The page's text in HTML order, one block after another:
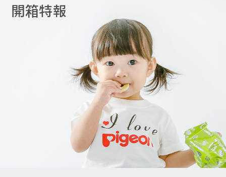
開箱特報